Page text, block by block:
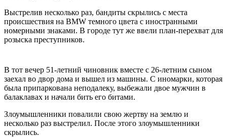
Выстрелив несколько раз, бандиты скрылись с места
происшествия на BMW темного цвета с иностранными
номерными знаками. В городе тут же ввели план-перехват для
розыска преступников.
В тот вечер 51-летний чиновник вместе с 26-летним сыном
заехал во двор дома и вышел из машины. С иномарки, которая
была припаркована неподалеку, выбежали двое мужчин в
балаклавах и начали бить его битами.
Злоумышленники повалили свою жертву на землю и
несколько раз выстрелил. После этого злоумышленники
скрылись.